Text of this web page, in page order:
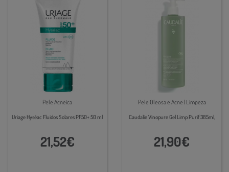
Pele Acneica
Uriage Hyséac Fluidos Solares PF50+ 50 ml
21,52€
Pele Oleosa e Acne | Limpeza
Caudalie Vinopure Gel Limp Purif 385ml,
21,90€